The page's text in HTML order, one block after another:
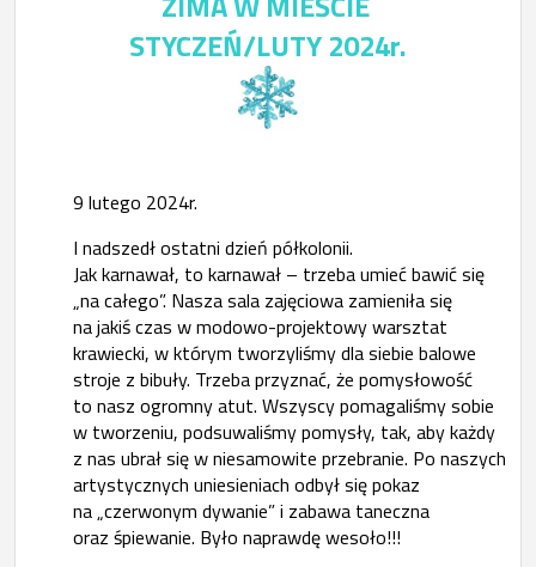
STYCZEŃ/LUTY 2024r.
9 lutego 2024r.
I nadszedł ostatni dzień półkolonii.
Jak karnawał, to karnawał – trzeba umieć bawić się
„na całego”. Nasza sala zajęciowa zamieniła się
na jakiś czas w modowo-projektowy warsztat
krawiecki, w którym tworzyliśmy dla siebie balowe
stroje z bibuły. Trzeba przyznać, że pomysłowość
to nasz ogromny atut. Wszyscy pomagaliśmy sobie
w tworzeniu, podsuwaliśmy pomysły, tak, aby każdy
z nas ubrał się w niesamowite przebranie. Po naszych
artystycznych uniesieniach odbył się pokaz
na „czerwonym dywanie” i zabawa taneczna
oraz śpiewanie. Było naprawdę wesoło!!!